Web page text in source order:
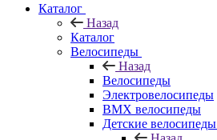
Каталог
Назад
Каталог
Велосипеды
Назад
Велосипеды
Электровелосипеды
BMX велосипеды
Детские велосипеды